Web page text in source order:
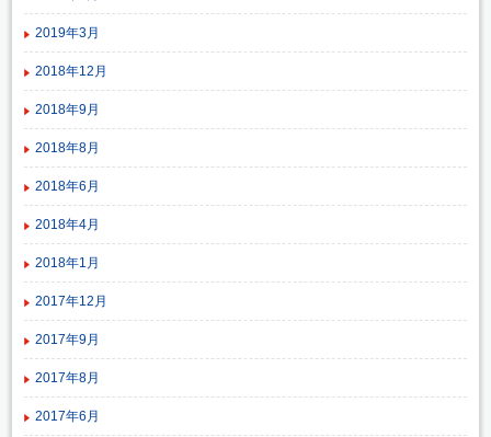
2019年3月
2018年12月
2018年9月
2018年8月
2018年6月
2018年4月
2018年1月
2017年12月
2017年9月
2017年8月
2017年6月